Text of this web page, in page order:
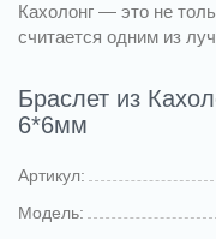
Кахолонг — это не
считается одним из
Браслет из
6*6мм
Артикул:
Модель: